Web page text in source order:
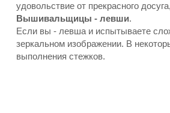
удовольствие от прекрасного
Вышивальщицы - левши.
Если вы - левша и испытываете
зеркальном изображении. В
выполнения стежков.